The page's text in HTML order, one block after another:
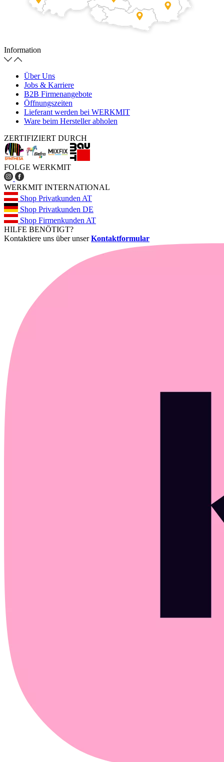
Information
Über Uns
Jobs & Karriere
B2B Firmenangebote
Öffnungszeiten
Lieferant werden bei WERKMIT
Ware beim Hersteller abholen
ZERTIFIZIERT DURCH
FOLGE WERKMIT
WERKMIT INTERNATIONAL
Shop Privatkunden AT
Shop Privatkunden DE
Shop Firmenkunden AT
HILFE BENÖTIGT?
Kontaktiere uns über unserKontaktformular